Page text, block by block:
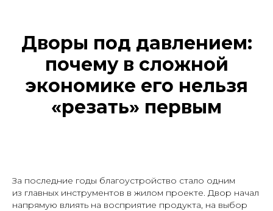
Дворы под давлением:
почему в сложной
экономике его нельзя
«резать» первым
За последние годы благоустройство стало одним
из главных инструментов в жилом проекте. Двор начал
напрямую влиять на восприятие продукта, на выбор